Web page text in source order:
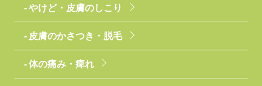
やけど・皮膚のしこり
皮膚のかさつき・脱毛
体の痛み・痺れ